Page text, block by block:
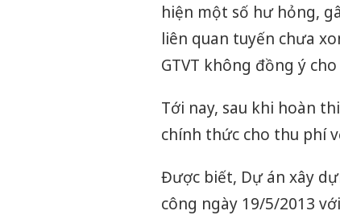
hiện một số hư hỏng,
liên quan tuyến chưa
GTVT không đồng ý
Tới nay, sau khi hoàn
chính thức cho thu phí
Được biết, Dự án xây
công ngày 19/5/2013